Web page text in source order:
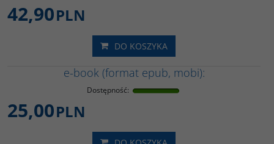
42,90PLN
DO KOSZYKA
e-book (format epub, mobi):
Dostępność:
25,00PLN